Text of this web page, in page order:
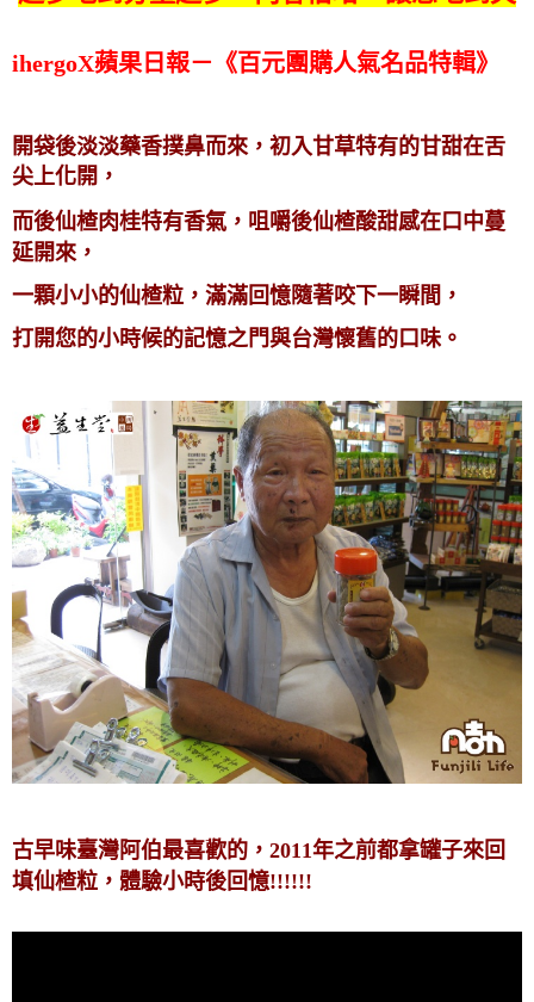
ihergoX蘋果日報－《百元團購人氣名品特輯》
開袋後淡淡藥香撲鼻而來，初入甘草特有的甘甜在舌
尖上化開，
而後仙楂肉桂特有香氣，咀嚼後仙楂酸甜感在口中蔓
延開來，
一顆小小的仙楂粒，滿滿回憶隨著咬下一瞬間，
打開您的小時候的記憶之門與台灣懷舊的口味。
古早味臺灣阿伯最喜歡的，2011年之前都拿罐子來回
填仙楂粒，體驗小時後回憶!!!!!!